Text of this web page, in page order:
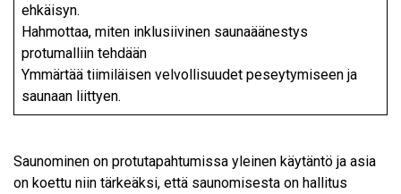
ehkäisyn.
Hahmottaa, miten inklusiivinen saunaäänestys
protumalliin tehdään
Ymmärtää tiimiläisen velvollisuudet peseytymiseen ja
saunaan liittyen.
Saunominen on protutapahtumissa yleinen käytäntö ja asia
on koettu niin tärkeäksi, että saunomisesta on hallitus